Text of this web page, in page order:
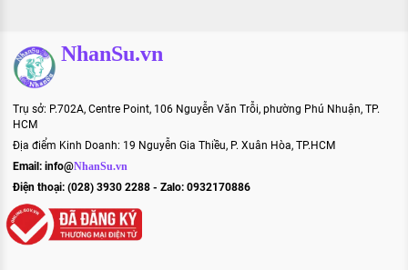
NhanSu.vn
Trụ sở: P.702A, Centre Point, 106 Nguyễn Văn Trỗi, phường Phú Nhuận, TP.
HCM
Địa điểm Kinh Doanh: 19 Nguyễn Gia Thiều, P. Xuân Hòa, TP.HCM
Email: info@NhanSu.vn
Điện thoại: (028) 3930 2288 - Zalo: 0932170886